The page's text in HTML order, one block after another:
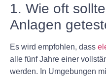
1. Wie oft
Anlagen
Es wird empfohlen, dass
alle fünf Jahre einer
werden. In Umgebungen